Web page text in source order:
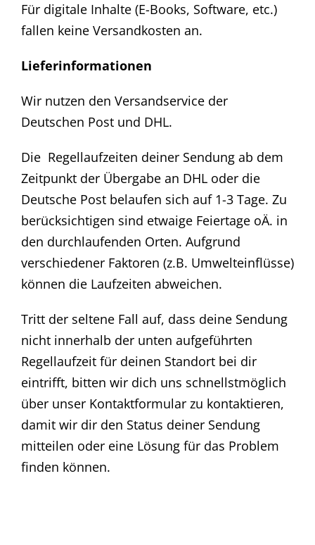
Für digitale Inhalte (E-Books, Software, etc.)
fallen keine Versandkosten an.
Lieferinformationen
Wir nutzen den Versandservice der
Deutschen Post und DHL.
Die Regellaufzeiten deiner Sendung ab dem
Zeitpunkt der Übergabe an DHL oder die
Deutsche Post belaufen sich auf 1-3 Tage. Zu
berücksichtigen sind etwaige Feiertage oÄ. in
den durchlaufenden Orten. Aufgrund
verschiedener Faktoren (z.B. Umwelteinflüsse)
können die Laufzeiten abweichen.
Tritt der seltene Fall auf, dass deine Sendung
nicht innerhalb der unten aufgeführten
Regellaufzeit für deinen Standort bei dir
eintrifft, bitten wir dich uns schnellstmöglich
über unser Kontaktformular zu kontaktieren,
damit wir dir den Status deiner Sendung
mitteilen oder eine Lösung für das Problem
finden können.